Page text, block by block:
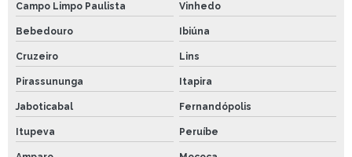
Campo Limpo Paulista Vinhedo
Bebedouro Ibiúna
Cruzeiro Lins
Pirassununga Itapira
Jaboticabal Fernandópolis
Itupeva Peruíbe